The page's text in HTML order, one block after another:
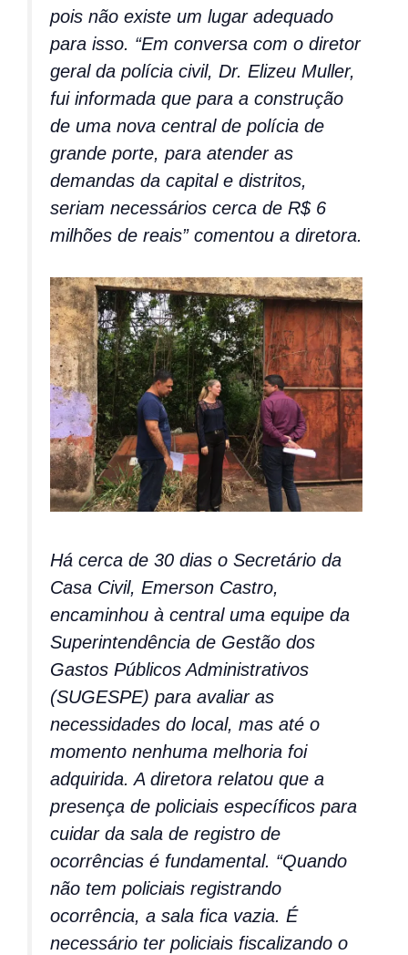
pois não existe um lugar adequado
para isso. “Em conversa com o diretor
geral da polícia civil, Dr. Elizeu Muller,
fui informada que para a construção
de uma nova central de polícia de
grande porte, para atender as
demandas da capital e distritos,
seriam necessários cerca de R$ 6
milhões de reais” comentou a diretora.
Há cerca de 30 dias o Secretário da
Casa Civil, Emerson Castro,
encaminhou à central uma equipe da
Superintendência de Gestão dos
Gastos Públicos Administrativos
(SUGESPE) para avaliar as
necessidades do local, mas até o
momento nenhuma melhoria foi
adquirida. A diretora relatou que a
presença de policiais específicos para
cuidar da sala de registro de
ocorrências é fundamental. “Quando
não tem policiais registrando
ocorrência, a sala fica vazia. É
necessário ter policiais fiscalizando o